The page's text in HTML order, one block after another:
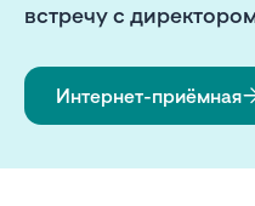
встречу с
Интернет-приёмная